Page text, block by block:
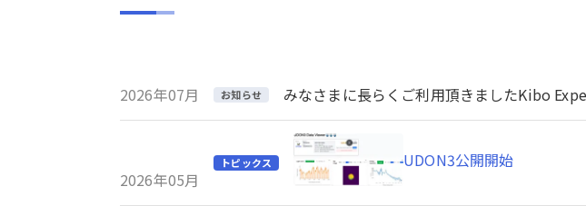
2026年07月 お知らせ みなさまに長らくご利用頂きましたKibo
2026年05月
トピックス UDON3公開開始